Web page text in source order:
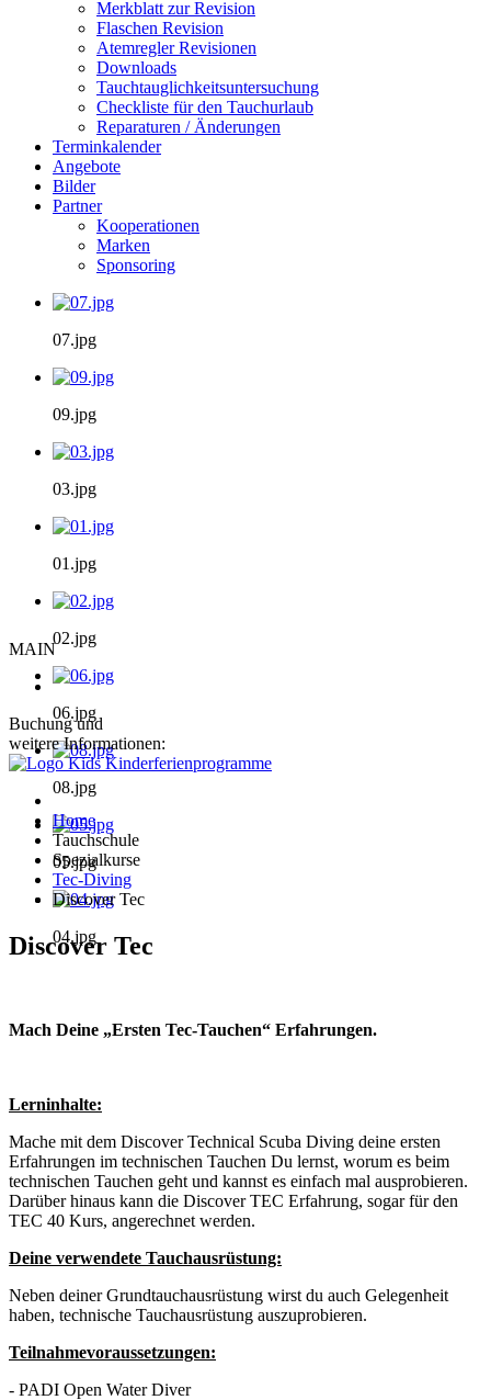
Merkblatt zur Revision
Flaschen Revision
Atemregler Revisionen
Downloads
Tauchtauglichkeitsuntersuchung
Checkliste für den Tauchurlaub
Reparaturen / Änderungen
Terminkalender
Angebote
Bilder
Partner
Kooperationen
Marken
Sponsoring
07.jpg
09.jpg
03.jpg
01.jpg
02.jpg
06.jpg
08.jpg
05.jpg
04.jpg
MAIN
Buchung und
weitere Informationen:
Home
Tauchschule
Spezialkurse
Tec-Diving
Discover Tec
Discover Tec
Mach Deine „Ersten Tec-Tauchen“ Erfahrungen.
Lerninhalte:
Mache mit dem Discover Technical Scuba Diving deine ersten
Erfahrungen im technischen Tauchen Du lernst, worum es beim
technischen Tauchen geht und kannst es einfach mal ausprobieren.
Darüber hinaus kann die Discover TEC Erfahrung, sogar für den
TEC 40 Kurs, angerechnet werden.
Deine verwendete Tauchausrüstung:
Neben deiner Grundtauchausrüstung wirst du auch Gelegenheit
haben, technische Tauchausrüstung auszuprobieren.
Teilnahmevoraussetzungen:
- PADI Open Water Diver